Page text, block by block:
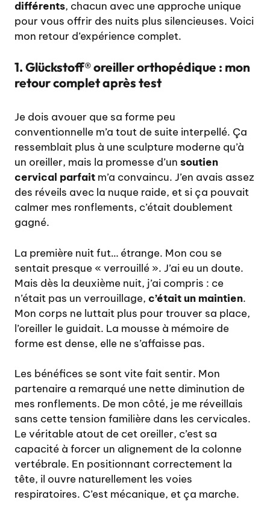
différents, chacun avec une approche unique
pour vous offrir des nuits plus silencieuses. Voici
mon retour d’expérience complet.
1. Glückstoff® oreiller orthopédique : mon
retour complet après test
Je dois avouer que sa forme peu
conventionnelle m’a tout de suite interpellé. Ça
ressemblait plus à une sculpture moderne qu’à
un oreiller, mais la promesse d’un soutien
cervical parfait m’a convaincu. J’en avais assez
des réveils avec la nuque raide, et si ça pouvait
calmer mes ronflements, c’était doublement
gagné.
La première nuit fut… étrange. Mon cou se
sentait presque « verrouillé ». J’ai eu un doute.
Mais dès la deuxième nuit, j’ai compris : ce
n’était pas un verrouillage, c’était un maintien.
Mon corps ne luttait plus pour trouver sa place,
l’oreiller le guidait. La mousse à mémoire de
forme est dense, elle ne s’affaisse pas.
Les bénéfices se sont vite fait sentir. Mon
partenaire a remarqué une nette diminution de
mes ronflements. De mon côté, je me réveillais
sans cette tension familière dans les cervicales.
Le véritable atout de cet oreiller, c’est sa
capacité à forcer un alignement de la colonne
vertébrale. En positionnant correctement la
tête, il ouvre naturellement les voies
respiratoires. C’est mécanique, et ça marche.